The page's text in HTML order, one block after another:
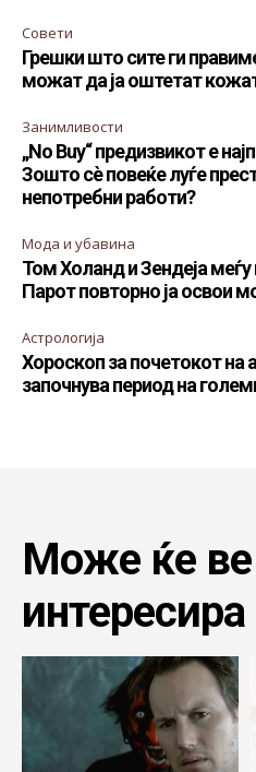
Совети
Грешки што сите ги
можат да ја оштетат
Занимливости
„No Buy“ предизвикот е
Зошто сè повеќе луѓе
непотребни работи?
Мода и убавина
Том Холанд и Зендеја
Парот повторно ја освои
Астрологија
Хороскоп за почетокот на
започнува период на
Може ќе ве
интересира